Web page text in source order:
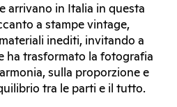
arrivano in Italia in questa
a stampe vintage,
inediti, invitando a
ha trasformato la fotografia
sulla proporzione e
tra le parti e il tutto.